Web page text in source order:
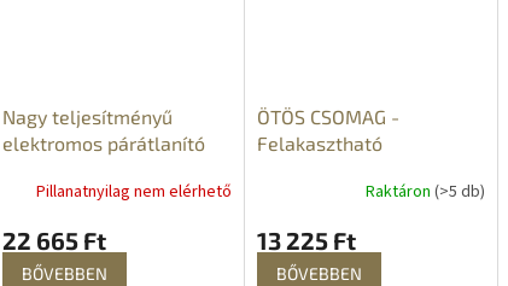
Nagy teljesítményű
elektromos párátlanító
Pillanatnyilag nem elérhető
22 665 Ft
BŐVEBBEN
ÖTÖS CSOMAG -
Felakasztható
szekrénybe -
tasakok
Raktáron(>5 db)
13 225 Ft
BŐVEBBEN